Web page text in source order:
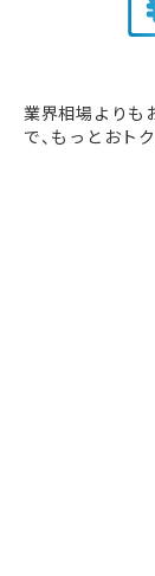
業界相場よりも
で、もっとおト